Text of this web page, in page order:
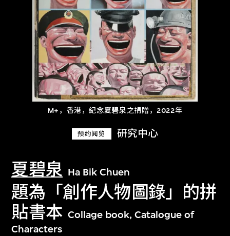
M+，香港，紀念夏碧泉之捐贈，2022年
预约阅览 研究中心
夏碧泉 Ha Bik Chuen
題為「創作人物圖錄」的拼
貼書本 Collage book, Catalogue of
Characters
关于M+藏品
探索世界顶级的二十及二十一世纪视觉
文化藏品。